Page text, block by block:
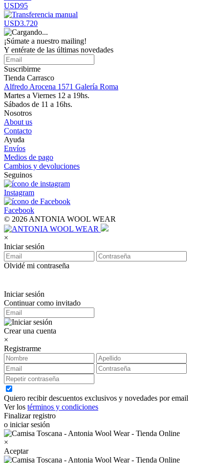
USD95
USD3.720
¡Súmate a nuestro mailing!
Y entérate de las últimas novedades
Suscribirme
Tienda Carrasco
Alfredo Arocena 1571 Galería Roma
Martes a Viernes 12 a 19hs.
Sábados de 11 a 16hs.
Nosotros
About us
Contacto
Ayuda
Envíos
Medios de pago
Cambios y devoluciones
Seguinos
Instagram
Facebook
© 2026 ANTONIA WOOL WEAR
×
Iniciar sesión
Olvidé mi contraseña
Iniciar sesión
Continuar como invitado
Crear una cuenta
×
Registrarme
Quiero recibir descuentos exclusivos y novedades por email
Ver los términos y condiciones
Finalizar registro
o iniciar sesión
×
Aceptar